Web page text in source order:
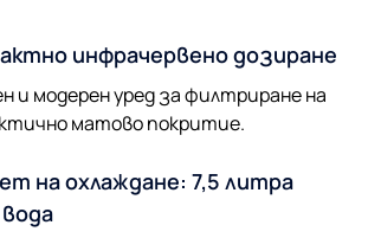
инфрачервено дозиране
и модерен уред за филтриране на
матово покритие.
на охлаждане: 7,5 литра